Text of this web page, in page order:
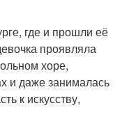
где и прошли её
проявляла
хоре,
и даже занималась
к искусству,